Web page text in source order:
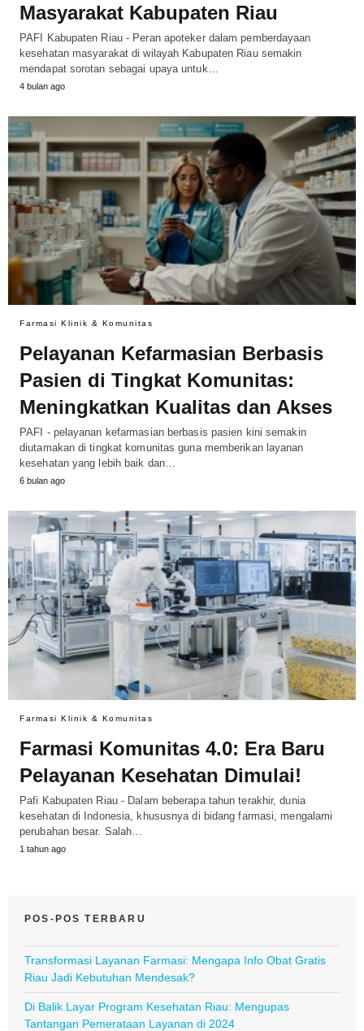
Masyarakat Kabupaten Riau
PAFI Kabupaten Riau - Peran apoteker dalam pemberdayaan
kesehatan masyarakat di wilayah Kabupaten Riau semakin
mendapat sorotan sebagai upaya untuk…
4 bulan ago
Farmasi Klinik & Komunitas
Pelayanan Kefarmasian Berbasis
Pasien di Tingkat Komunitas:
Meningkatkan Kualitas dan Akses
PAFI - pelayanan kefarmasian berbasis pasien kini semakin
diutamakan di tingkat komunitas guna memberikan layanan
kesehatan yang lebih baik dan…
6 bulan ago
Farmasi Klinik & Komunitas
Farmasi Komunitas 4.0: Era Baru
Pelayanan Kesehatan Dimulai!
Pafi Kabupaten Riau - Dalam beberapa tahun terakhir, dunia
kesehatan di Indonesia, khususnya di bidang farmasi, mengalami
perubahan besar. Salah…
1 tahun ago
POS-POS TERBARU
Transformasi Layanan Farmasi: Mengapa Info Obat Gratis
Riau Jadi Kebutuhan Mendesak?
Di Balik Layar Program Kesehatan Riau: Mengupas
Tantangan Pemerataan Layanan di 2024